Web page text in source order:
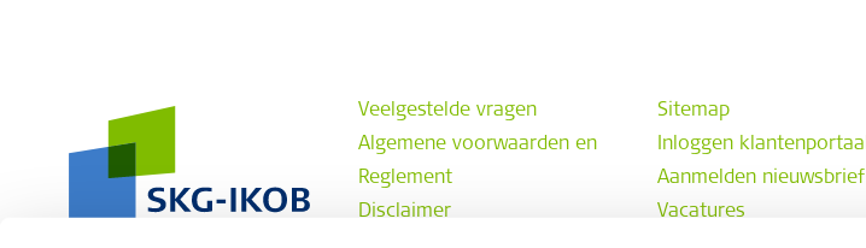
Veelgestelde vragen
Algemene voorwaarden en
Reglement
Disclaimer
Sitemap
Inloggen klantenportaal
Aanmelden nieuwsbrief
Vacatures